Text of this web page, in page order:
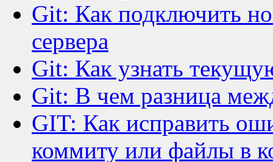
Git: Как подключить
сервера
Git: Как узнать
Git: В чем разница
GIT: Как исправить
коммиту или файлы в